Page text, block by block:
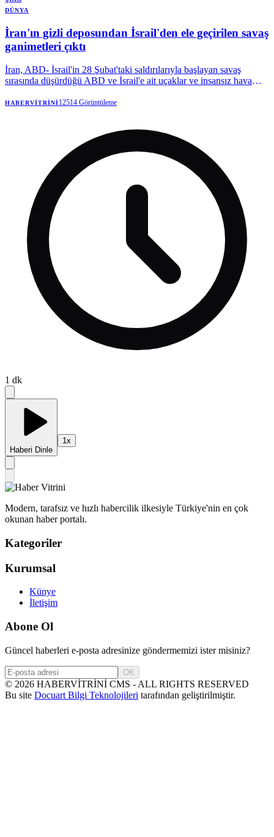
DÜNYA
İran'ın gizli deposundan İsrail'den ele geçirilen savaş
ganimetleri çıktı
İran, ABD- İsrail'in 28 Şubat'taki saldırılarıyla başlayan savaş
sırasında düşürdüğü ABD ve İsrail'e ait uçaklar ve insansız hava
HABERVITRINI12514 Görüntüleme
1 dk
Haberi Dinle
1x
Modern, tarafsız ve hızlı habercilik ilkesiyle Türkiye'nin en çok
okunan haber portalı.
Kategoriler
Kurumsal
Künye
İletişim
Abone Ol
Güncel haberleri e-posta adresinize göndermemizi ister misiniz?
OK
© 2026 HABERVİTRİNİ CMS - ALL RIGHTS RESERVED
Bu site Docuart Bilgi Teknolojileri tarafından geliştirilmiştir.